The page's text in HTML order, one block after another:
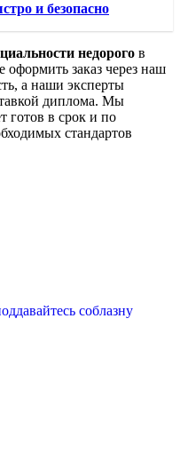
и безопасно
недорого в
заказ через наш
а наши эксперты
диплома. Мы
готов в срок и по
стандартов
соблазну